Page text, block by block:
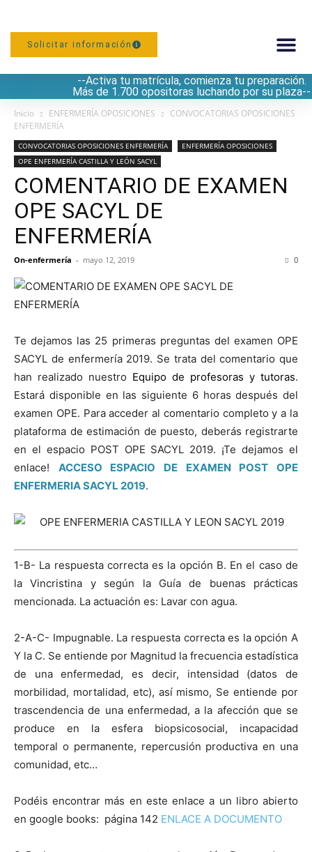
Solicitar información
--Activa tu matrícula, comienza tu preparación.
Más de 1.700 opositoras luchando por su plaza--
Inicio ENFERMERÍA OPOSICIONES
CONVOCATORIAS OPOSICIONES
ENFERMERÍA
CONVOCATORIAS OPOSICIONES ENFERMERÍA
ENFERMERÍA OPOSICIONES
OPE ENFERMERÍA CASTILLA Y LEÓN SACYL
COMENTARIO DE EXAMEN
OPE SACYL DE
ENFERMERÍA
On-enfermería - mayo 12, 2019 0
Te dejamos las 25 primeras preguntas del examen OPE
SACYL de enfermería 2019. Se trata del comentario que
han realizado nuestro Equipo de profesoras y tutoras.
Estará disponible en las siguiente 6 horas después del
examen OPE. Para acceder al comentario completo y a la
plataforma de estimación de puesto, deberás registrarte
en el espacio POST OPE SACYL 2019. ¡Te dejamos el
enlace! ACCESO ESPACIO DE EXAMEN POST OPE
ENFERMERIA SACYL 2019.
1-B- La respuesta correcta es la opción B. En el caso de
la Vincristina y según la Guía de buenas prácticas
mencionada. La actuación es: Lavar con agua.
2-A-C- Impugnable. La respuesta correcta es la opción A
Y la C. Se entiende por Magnitud la frecuencia estadística
de una enfermedad, es decir, intensidad (datos de
morbilidad, mortalidad, etc), así mismo, Se entiende por
trascendencia de una enfermedad, a la afección que se
produce en la esfera biopsicosocial, incapacidad
temporal o permanente, repercusión productiva en una
comunidad, etc…
Podéis encontrar más en este enlace a un libro abierto
en google books: página 142 ENLACE A DOCUMENTO